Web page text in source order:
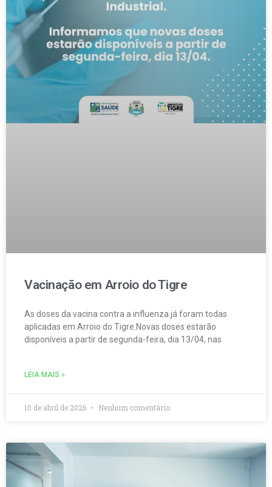
Vacinação em Arroio do Tigre
As doses da vacina contra a influenza já foram todas
aplicadas em Arroio do Tigre.Novas doses estarão
disponíveis a partir de segunda-feira, dia 13/04, nas
LEIA MAIS »
10 de abril de 2026 Nenhum comentário